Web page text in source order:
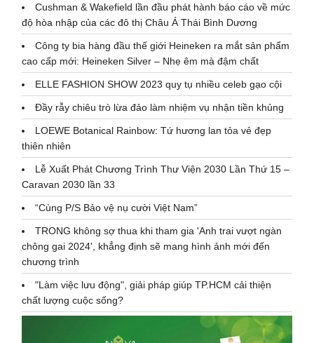
Cushman & Wakefield lần đầu phát hành báo cáo về mức
độ hòa nhập của các đô thị Châu Á Thái Bình Dương
Công ty bia hàng đầu thế giới Heineken ra mắt sản phẩm
cao cấp mới: Heineken Silver – Nhẹ êm mà đậm chất
ELLE FASHION SHOW 2023 quy tụ nhiều celeb gạo cội
Đầy rẫy chiêu trò lừa đảo làm nhiệm vụ nhận tiền khủng
LOEWE Botanical Rainbow: Tứ hương lan tỏa vẻ đẹp
thiên nhiên
Lễ Xuất Phát Chương Trình Thư Viện 2030 Lần Thứ 15 –
Caravan 2030 lần 33
“Cùng P/S Bảo vệ nụ cười Việt Nam”
TRONG không sợ thua khi tham gia 'Anh trai vượt ngàn
chông gai 2024', khẳng định sẽ mang hình ảnh mới đến
chương trình
"Làm việc lưu động", giải pháp giúp TP.HCM cải thiện
chất lượng cuộc sống?